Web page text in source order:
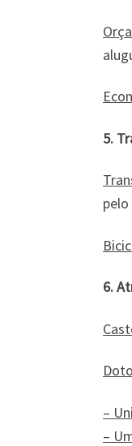
5.
6.
–
–